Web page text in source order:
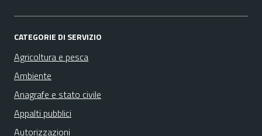
CATEGORIE DI SERVIZIO
Agricoltura e pesca
Ambiente
Anagrafe e stato civile
Appalti pubblici
Autorizzazioni